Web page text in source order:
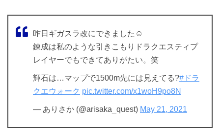
昨日ギガスラ改にできました☺️
錬成は私のような引きこもりドラクエスティプ
レイヤーでもできてありがたい。笑
輝石は…マップで1500m先には見えてる?#ドラ
クエウォーク pic.twitter.com/x1woH9po8N
— ありさか (@arisaka_quest) May 21, 2021